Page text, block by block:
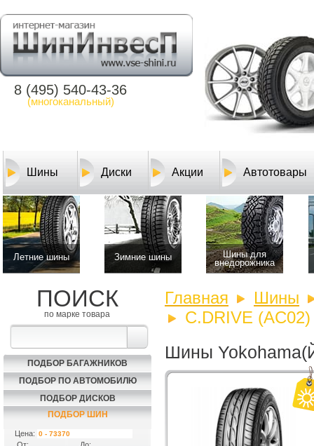
8 (495) 540-43-36
(многоканальный)
Шины Диски Акции Автотовары
Летние шины Зимние шины
Шины для
внедорожника
ПОИСК
по марке товара
ПОДБОР БАГАЖНИКОВ
ПОДБОР ПО АВТОМОБИЛЮ
ПОДБОР ДИСКОВ
ПОДБОР ШИН
Цена:
Главная
Шины
C.DRIVE (AC02)
Шины